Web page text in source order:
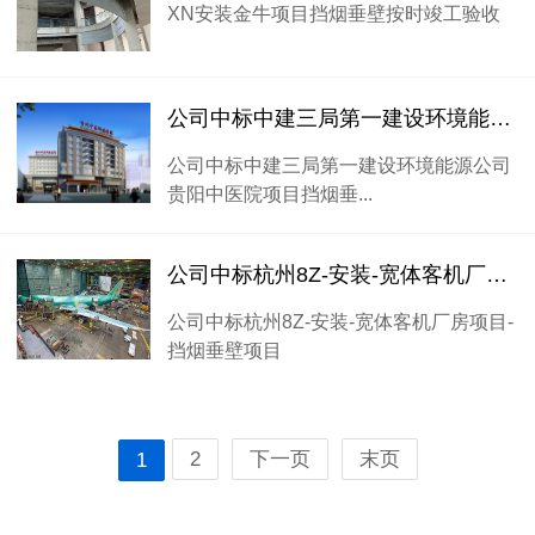
XN安装金牛项目挡烟垂壁按时竣工验收
公司中标中建三局第一建设环境能源公司贵阳中医院项目挡烟垂壁项目
公司中标中建三局第一建设环境能源公司
贵阳中医院项目挡烟垂...
公司中标杭州8Z-安装-宽体客机厂房项目-挡烟垂壁项目
公司中标杭州8Z-安装-宽体客机厂房项目-
挡烟垂壁项目
1 2 下一页 末页